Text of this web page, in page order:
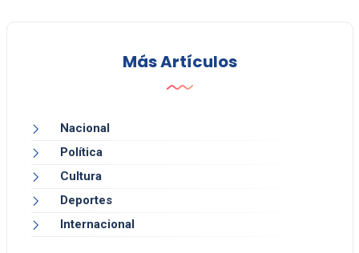
Más Artículos
Nacional
Política
Cultura
Deportes
Internacional